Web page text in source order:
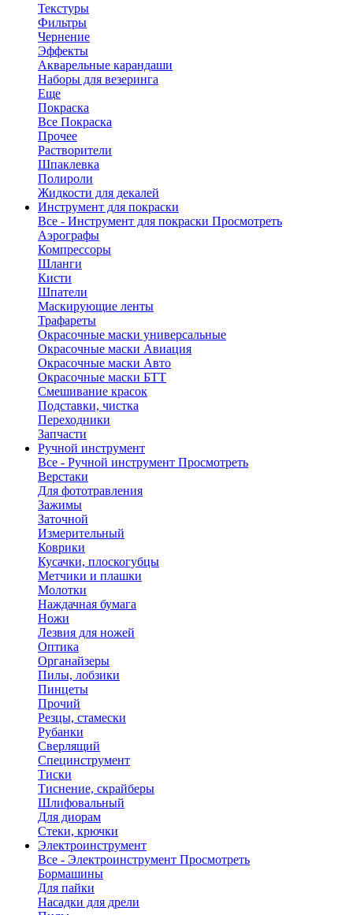
Текстуры
Фильтры
Чернение
Эффекты
Акварельные карандаши
Наборы для везеринга
Еще
Покраска
Все Покраска
Прочее
Растворители
Шпаклевка
Полироли
Жидкости для декалей
Инструмент для покраски
Все - Инструмент для покраски Просмотреть
Аэрографы
Компрессоры
Шланги
Кисти
Шпатели
Маскирующие ленты
Трафареты
Окрасочные маски универсальные
Окрасочные маски Авиация
Окрасочные маски Авто
Окрасочные маски БТТ
Смешивание красок
Подставки, чистка
Переходники
Запчасти
Ручной инструмент
Все - Ручной инструмент Просмотреть
Верстаки
Для фототравления
Зажимы
Заточной
Измерительный
Коврики
Кусачки, плоскогубцы
Метчики и плашки
Молотки
Наждачная бумага
Ножи
Лезвия для ножей
Оптика
Органайзеры
Пилы, лобзики
Пинцеты
Прочий
Резцы, стамески
Рубанки
Сверлящий
Специнструмент
Тиски
Тиснение, скрайберы
Шлифовальный
Для диорам
Стеки, крючки
Электроинструмент
Все - Электроинструмент Просмотреть
Бормашины
Для пайки
Насадки для дрели